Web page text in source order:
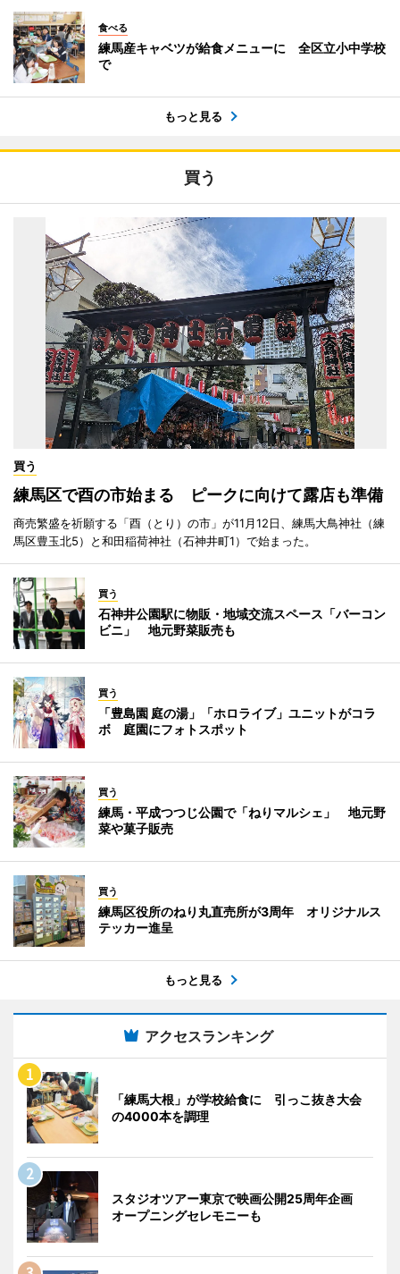
食べる
練馬産キャベツが給食メニューに 全区立小中学校
で
もっと見る
買う
買う
練馬区で酉の市始まる ピークに向けて露店も準備
商売繁盛を祈願する「酉（とり）の市」が11月12日、練馬大鳥神社（練
馬区豊玉北5）と和田稲荷神社（石神井町1）で始まった。
買う
石神井公園駅に物販・地域交流スペース「バーコン
ビニ」 地元野菜販売も
買う
「豊島園 庭の湯」「ホロライブ」ユニットがコラ
ボ 庭園にフォトスポット
買う
練馬・平成つつじ公園で「ねりマルシェ」 地元野
菜や菓子販売
買う
練馬区役所のねり丸直売所が3周年 オリジナルス
テッカー進呈
もっと見る
アクセスランキング
「練馬大根」が学校給食に 引っこ抜き大会
の4000本を調理
スタジオツアー東京で映画公開25周年企画
オープニングセレモニーも